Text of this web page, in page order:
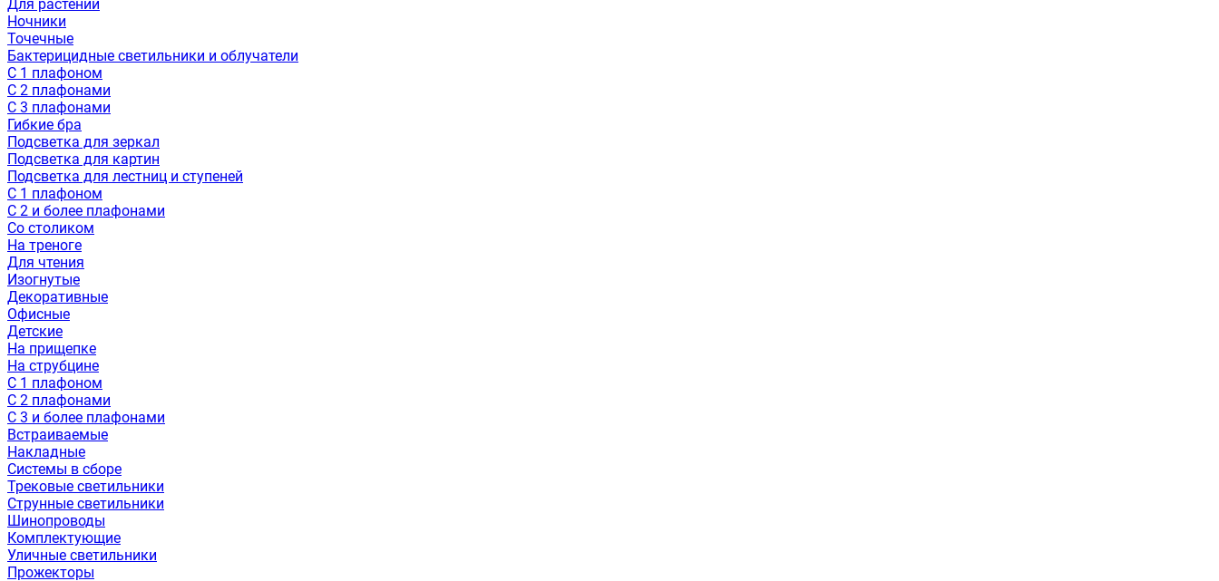
Для растений
Ночники
Точечные
Бактерицидные светильники и облучатели
С 1 плафоном
С 2 плафонами
С 3 плафонами
Гибкие бра
Подсветка для зеркал
Подсветка для картин
Подсветка для лестниц и ступеней
С 1 плафоном
С 2 и более плафонами
Со столиком
На треноге
Для чтения
Изогнутые
Декоративные
Офисные
Детские
На прищепке
На струбцине
С 1 плафоном
С 2 плафонами
С 3 и более плафонами
Встраиваемые
Накладные
Системы в сборе
Трековые светильники
Струнные светильники
Шинопроводы
Комплектующие
Уличные светильники
Прожекторы